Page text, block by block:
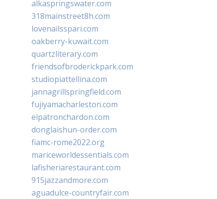
alkaspringswater.com
318mainstreet8h.com
lovenailsspari.com
oakberry-kuwait.com
quartzliterary.com
friendsofbroderickpark.com
studiopiattellina.com
jannagrillspringfield.com
fujiyamacharleston.com
elpatronchardon.com
donglaishun-order.com
fiamc-rome2022.org
mariceworldessentials.com
lafisheriarestaurant.com
915jazzandmore.com
aguadulce-countryfair.com